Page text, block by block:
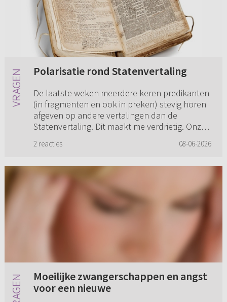
Polarisatie rond Statenvertaling
De laatste weken meerdere keren predikanten
(in fragmenten en ook in preken) stevig horen
afgeven op andere vertalingen dan de
Statenvertaling. Dit maakt me verdrietig. Onze
2 reacties 08-06-2026
Moeilijke zwangerschappen en angst
voor een nieuwe